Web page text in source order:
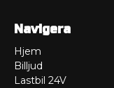
Navigera
Hjem
Billjud
Lastbil 24V